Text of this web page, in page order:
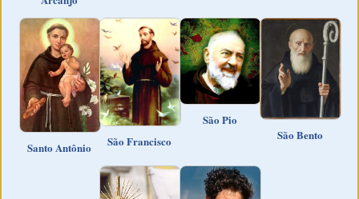
Santo Antônio São Francisco
São Pio
São Bento